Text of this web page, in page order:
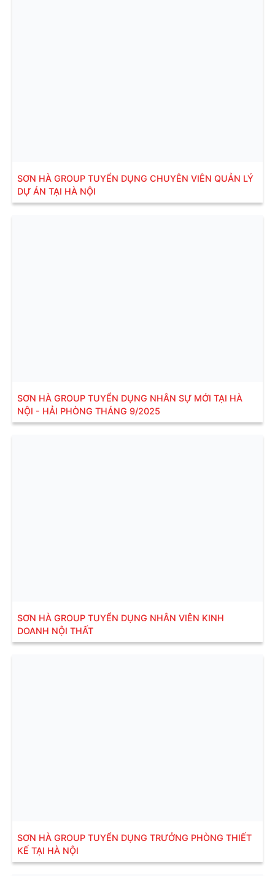
SƠN HÀ GROUP TUYỂN DỤNG CHUYÊN VIÊN QUẢN LÝ
DỰ ÁN TẠI HÀ NỘI
SƠN HÀ GROUP TUYỂN DỤNG NHÂN SỰ MỚI TẠI HÀ
NỘI - HẢI PHÒNG THÁNG 9/2025
SƠN HÀ GROUP TUYỂN DỤNG NHÂN VIÊN KINH
DOANH NỘI THẤT
SƠN HÀ GROUP TUYỂN DỤNG TRƯỞNG PHÒNG THIẾT
KẾ TẠI HÀ NỘI